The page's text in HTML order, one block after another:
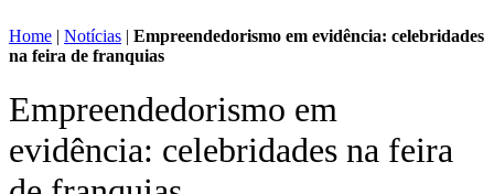
Home | Notícias | Empreendedorismo em evidência: celebridades
na feira de franquias
Empreendedorismo em
evidência: celebridades na feira